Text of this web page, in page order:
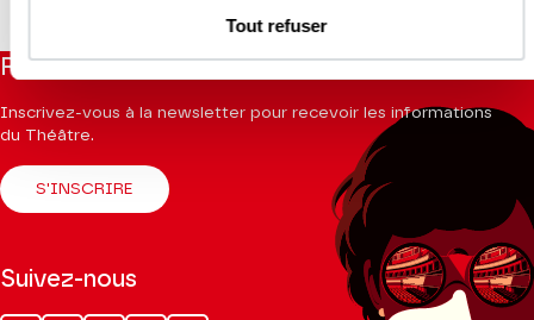
Tout refuser
Restez informés
Inscrivez-vous à la newsletter pour recevoir les informations
du Théâtre.
S'INSCRIRE
Suivez-nous